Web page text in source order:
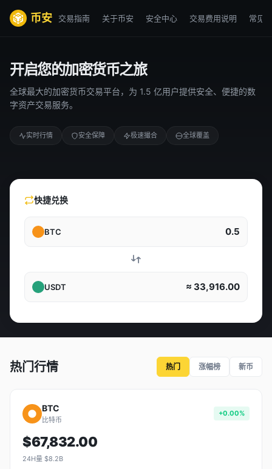
币安 交易指南 关于币安 安全中心 交易费用说明 常见
开启您的加密货币之旅
全球最大的加密货币交易平台，为 1.5 亿用户提供安全、便捷的数
字资产交易服务。
实时行情 安全保障 极速撮合 全球覆盖
快捷兑换
BTC 0.5
USDT ≈ 33,916.00
热门行情 热门 涨幅榜 新币
BTC
比特币
+0.00%
$67,832.00
24H量 $8.2B